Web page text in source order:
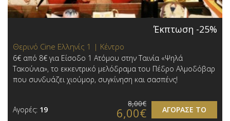
Έκπτωση -25%
Θερινό Cine Ελληνίς 1 | Κέντρο
6€ από 8€ για Είσοδο 1 Ατόμου στην Ταινία «Ψηλά
Τακούνια», το εκκεντρικό μελόδραμα του Πέδρο Αλμοδόβαρ
που συνδυάζει χιούμορ, συγκίνηση και σασπένς!
Αγορές: 19 ΑΓΟΡΑΣΕ ΤΟ
8,00€
6,00€